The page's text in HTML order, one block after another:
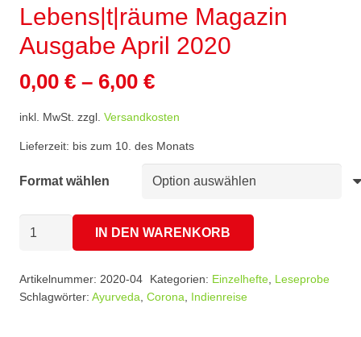
Lebens|t|räume Magazin
Ausgabe April 2020
0,00 € – 6,00 €
inkl. MwSt. zzgl. Versandkosten
Lieferzeit: bis zum 10. des Monats
Format wählen
Lebens|t|räume
April
IN DEN WARENKORB
Artikelnummer: 2020-04 Kategorien: Einzelhefte, Leseprobe
Schlagwörter: Ayurveda Corona Indienreise